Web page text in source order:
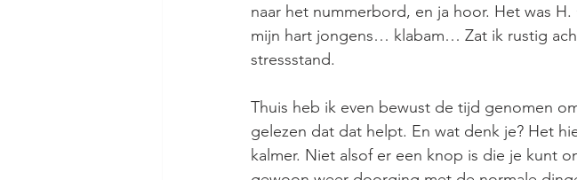
naar het nummerbord, en ja hoor. Het was
mijn hart jongens… klabam… Zat ik rustig
stressstand.
Thuis heb ik even bewust de tijd genomen
gelezen dat dat helpt. En wat denk je? Het
kalmer. Niet alsof er een knop is die je kunt